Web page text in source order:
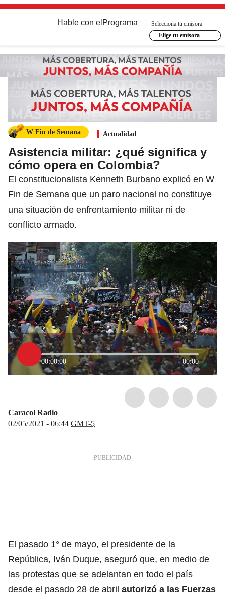
Hable con el Programa
Selecciona tu emisora
Elige tu emisora
W Fin de Semana Actualidad
Asistencia militar: ¿qué significa y
cómo opera en Colombia?
El constitucionalista Kenneth Burbano explicó en W
Fin de Semana que un paro nacional no constituye
una situación de enfrentamiento militar ni de
conflicto armado.
00:00:00 00:00
Caracol Radio
02/05/2021 - 06:44 GMT-5
El pasado 1° de mayo, el presidente de la
República, Iván Duque, aseguró que, en medio de
las protestas que se adelantan en todo el país
desde el pasado 28 de abril autorizó a las Fuerzas